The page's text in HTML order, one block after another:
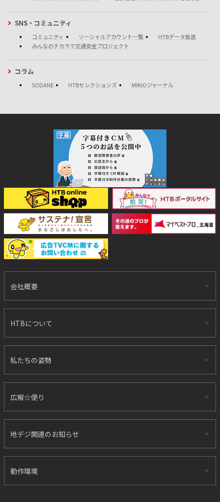
SNS・コミュニティ
コミュニティ ソーシャルアカウント一覧
HTBデータ放送
みんなのチカラで交通安全プロジェクト
コラム
SODANE HTBセレクションズ MIKIOジャーナル
会社概要
HTBについて
私たちの姿勢
広報☆便り
地デジ関連のお知らせ
動作環境